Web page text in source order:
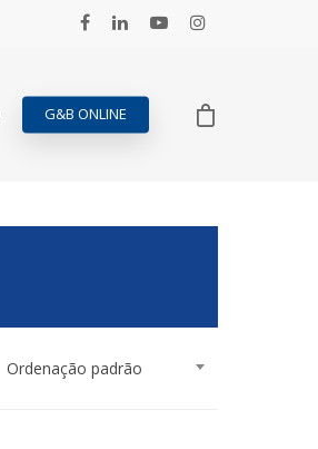
G&B ONLINE
Ordenação padrão